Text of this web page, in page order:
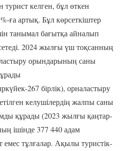
турист келген, бұл өткен
%-ға артық. Бұл көрсеткіштер
танымал бағытқа айналып
2024 жылғы үш тоқсанның
орындарының саны
267 бірлік), орналастыру
келушілердің жалпы саны
құрады(2023 жылғы қаңтар-
ішінде 377 440 адам
емес тұлғалар. Ақылы туристік-